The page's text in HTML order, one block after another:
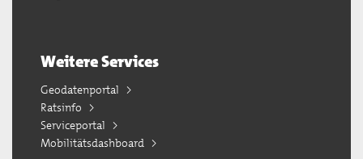
Weitere Services
Geodatenportal
Ratsinfo
Serviceportal
Mobilitätsdashboard